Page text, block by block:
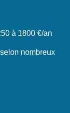
à 1800 €/an
nombreux